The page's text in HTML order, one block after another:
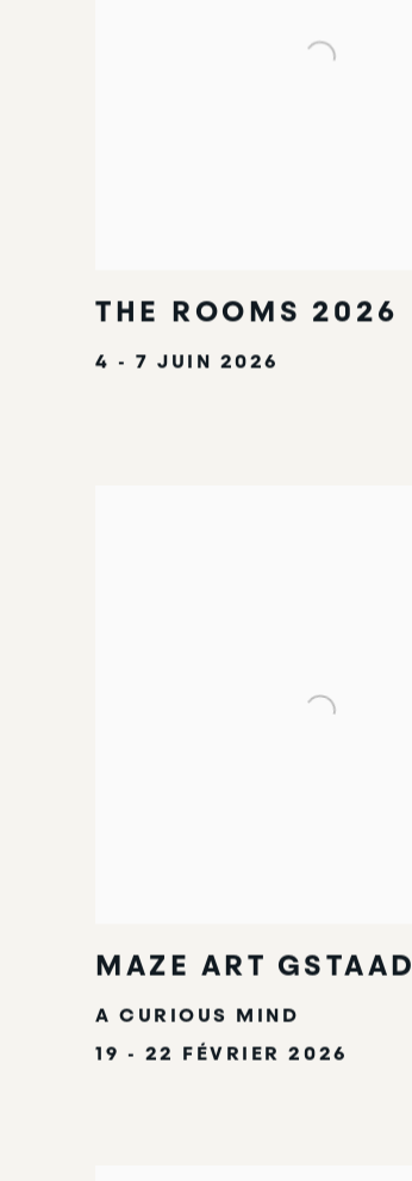
THE ROOMS 2026
4 - 7 JUIN 2026
MAZE ART GSTAAD
A CURIOUS MIND
19 - 22 FÉVRIER 2026